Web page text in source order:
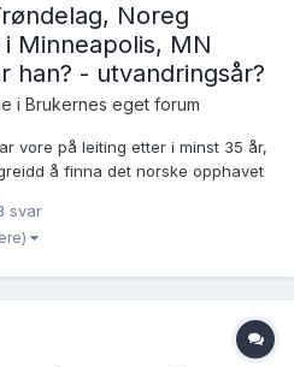
Noreg
i Minneapolis, MN
han? - utvandringsår?
i Brukernes eget forum
vore på leiting etter i minst 35 år,
å finna det norske opphavet
ukjende foreldre, utvandra til
svar